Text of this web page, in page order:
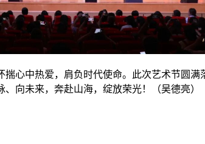
心中热爱，肩负时代使命。此次艺术节圆
向未来，奔赴山海，绽放荣光！（吴德亮）